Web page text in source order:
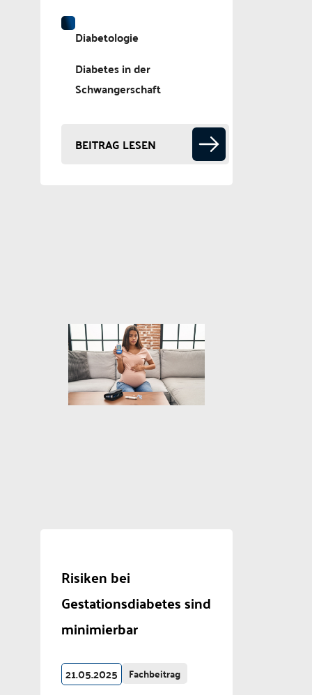
Diabetologie
Diabetes in der
Schwangerschaft
BEITRAG LESEN
Risiken bei
Gestationsdiabetes sind
minimierbar
21.05.2025 Fachbeitrag